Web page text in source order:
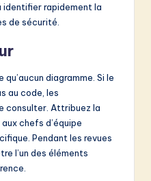
rapidement la
de sécurité.
diagramme. Si le
au code, les
consulter. Attribuez la
chefs d’équipe
Pendant les revues
l’un des éléments